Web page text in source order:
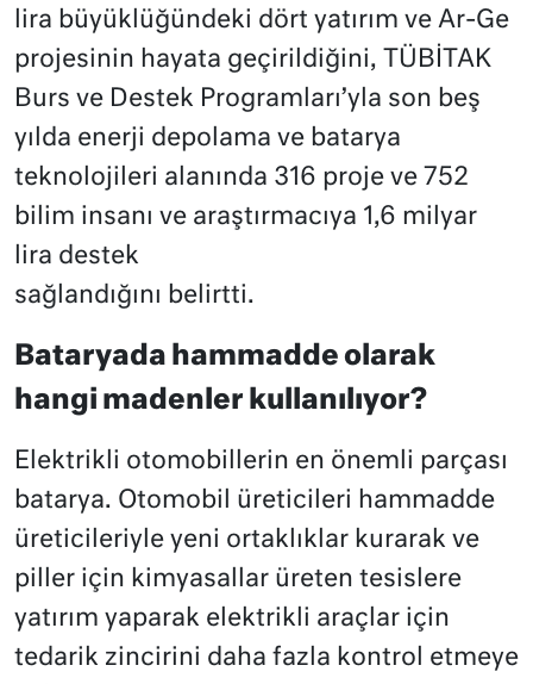
lira büyüklüğündeki dört yatırım ve Ar-Ge
projesinin hayata geçirildiğini, TÜBİTAK
Burs ve Destek Programları’yla son beş
yılda enerji depolama ve batarya
teknolojileri alanında 316 proje ve 752
bilim insanı ve araştırmacıya 1,6 milyar
lira destek
sağlandığını belirtti.
Bataryada hammadde olarak
hangi madenler kullanılıyor?
Elektrikli otomobillerin en önemli parçası
batarya. Otomobil üreticileri hammadde
üreticileriyle yeni ortaklıklar kurarak ve
piller için kimyasallar üreten tesislere
yatırım yaparak elektrikli araçlar için
tedarik zincirini daha fazla kontrol etmeye